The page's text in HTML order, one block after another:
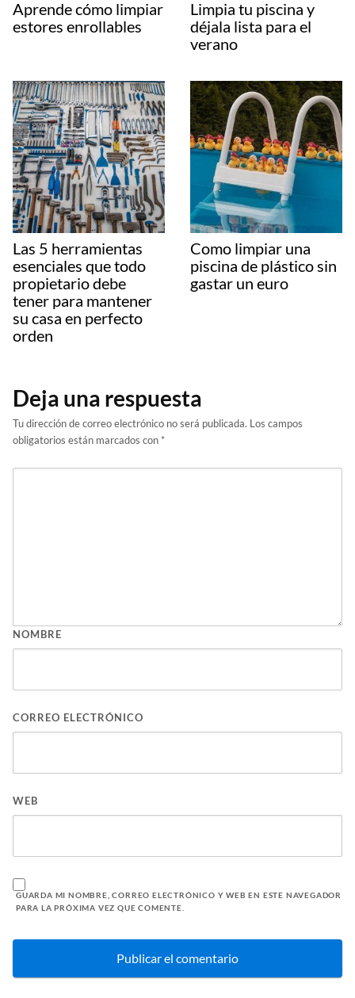
Aprende cómo limpiar
estores enrollables
Limpia tu piscina y
déjala lista para el
verano
Las 5 herramientas
esenciales que todo
propietario debe
tener para mantener
su casa en perfecto
orden
Como limpiar una
piscina de plástico sin
gastar un euro
Deja una respuesta
Tu dirección de correo electrónico no será publicada. Los campos
obligatorios están marcados con *
NOMBRE
CORREO ELECTRÓNICO
WEB
GUARDA MI NOMBRE, CORREO ELECTRÓNICO Y WEB EN ESTE NAVEGADOR
PARA LA PRÓXIMA VEZ QUE COMENTE.